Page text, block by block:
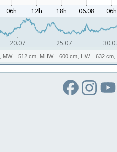
MW= 512 cm, MHW= 600 cm, HW= 632 cm,